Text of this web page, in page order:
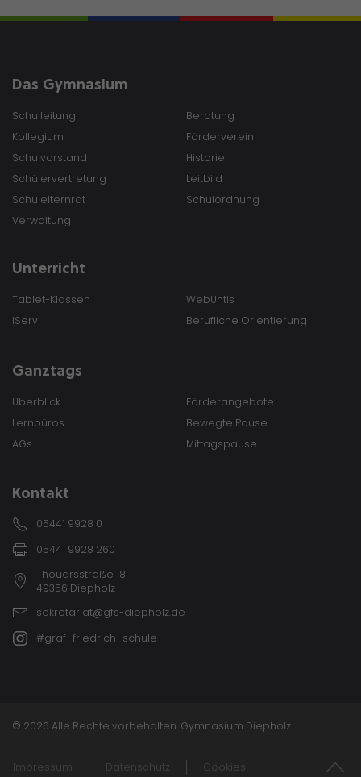
Das Gymnasium
Schulleitung
Kollegium
Schulvorstand
Schülervertretung
Schulelternrat
Verwaltung
Beratung
Förderverein
Historie
Leitbild
Schulordnung
Unterricht
Tablet-Klassen
IServ
WebUntis
Berufliche Orientierung
Ganztags
Überblick
Lernbüros
AGs
Förderangebote
Bewegte Pause
Mittagspause
Kontakt
05441 9928 0
05441 9928 260
Thouarsstraße 18
49356 Diepholz
sekretariat@gfs-diepholz.de
#graf_friedrich_schule
© 2026 Alle Rechte vorbehalten. Gymnasium Diepholz
Impressum Datenschutz Cookies